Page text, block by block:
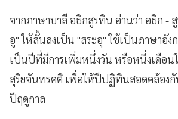
จากภาษาบาลี อธิกสูรทิน อ่านว่า อธิก -
อู" ให้สั้นลงเป็น "สระอุ" ใช้เป็นภาษาอัง
เป็นปีที่มีการเพิ่มหนึ่งวัน หรือหนึ่งเดือ
สุริยจันทรคติ เพื่อให้ปีปฏิทินสอดคล้องกั
ปีฤดูกาล